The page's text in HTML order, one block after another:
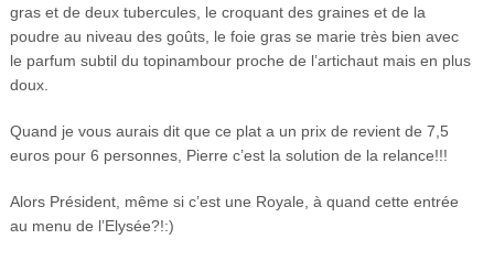
gras et de deux tubercules, le croquant des graines et de la
poudre au niveau des goûts, le foie gras se marie très bien avec
le parfum subtil du topinambour proche de l’artichaut mais en plus
doux.
Quand je vous aurais dit que ce plat a un prix de revient de 7,5
euros pour 6 personnes, Pierre c’est la solution de la relance!!!
Alors Président, même si c’est une Royale, à quand cette entrée
au menu de l’Elysée?!:)